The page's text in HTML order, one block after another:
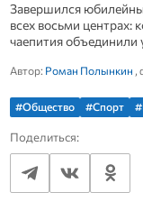
Завершился
всех восьми центрах:
чаепития объединили
Автор: Роман Полынкин ,
#Общество #Спорт
Поделиться: